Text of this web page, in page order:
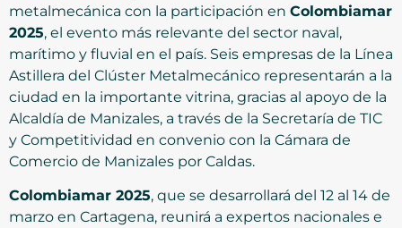
metalmecánica con la participación en Colombiamar
2025, el evento más relevante del sector naval,
marítimo y fluvial en el país. Seis empresas de la Línea
Astillera del Clúster Metalmecánico representarán a la
ciudad en la importante vitrina, gracias al apoyo de la
Alcaldía de Manizales, a través de la Secretaría de TIC
y Competitividad en convenio con la Cámara de
Comercio de Manizales por Caldas.
Colombiamar 2025, que se desarrollará del 12 al 14 de
marzo en Cartagena, reunirá a expertos nacionales e